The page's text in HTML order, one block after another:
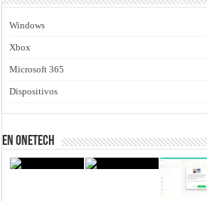
Windows
Xbox
Microsoft 365
Dispositivos
En Onetech